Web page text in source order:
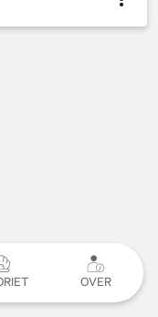
OVER